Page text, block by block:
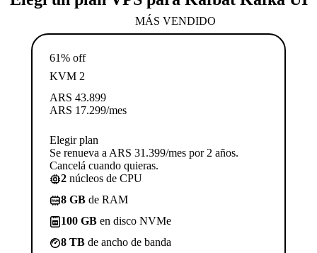
MÁS VENDIDO
61% off
KVM 2
ARS 43.899
ARS 17.299/mes
Elegir plan
Se renueva a ARS 31.399/mes por 2 años.
Cancelá cuando quieras.
2 núcleos de CPU
8 GB de RAM
100 GB en disco NVMe
8 TB de ancho de banda